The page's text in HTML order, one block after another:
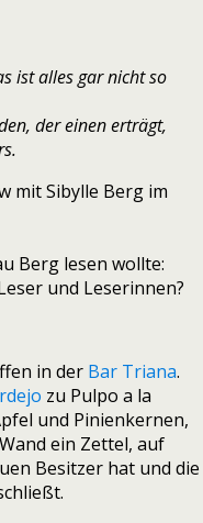
ist alles gar nicht so
der einen erträgt,
mit Sibylle Berg im
Berg lesen wollte:
und Leserinnen?
in der Bar Triana.
zu Pulpo a la
und Pinienkernen,
ein Zettel, auf
Besitzer hat und die